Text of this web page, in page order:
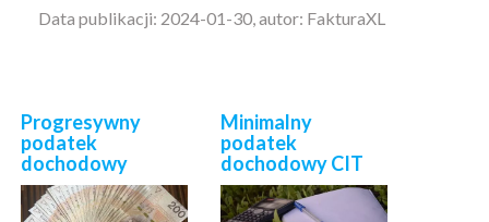
Data publikacji: 2024-01-30, autor: FakturaXL
Progresywny
podatek
dochodowy
Minimalny
podatek
dochodowy CIT